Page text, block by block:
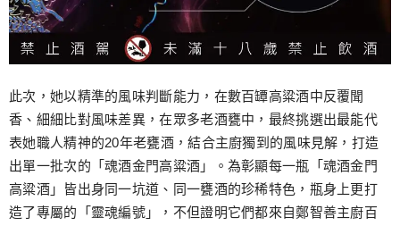
此次，她以精準的風味判斷能力，在數百罈高粱酒中反覆聞
香、細細比對風味差異，在眾多老酒甕中，最終挑選出最能代
表她職人精神的20年老甕酒，結合主廚獨到的風味見解，打造
出單一批次的「魂酒金門高粱酒」。為彰顯每一瓶「魂酒金門
高粱酒」皆出身同一坑道、同一甕酒的珍稀特色，瓶身上更打
造了專屬的「靈魂編號」，不但證明它們都來自鄭智善主廚百